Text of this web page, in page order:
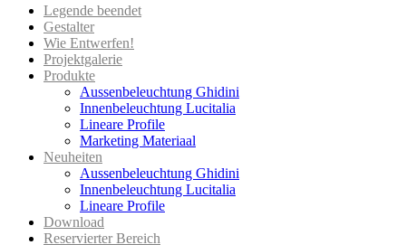
Legende beendet
Gestalter
Wie Entwerfen!
Projektgalerie
Produkte
Aussenbeleuchtung Ghidini
Innenbeleuchtung Lucitalia
Lineare Profile
Marketing Materiaal
Neuheiten
Aussenbeleuchtung Ghidini
Innenbeleuchtung Lucitalia
Lineare Profile
Download
Reservierter Bereich